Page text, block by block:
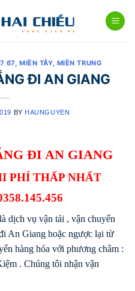
67,MIỀN TÂY, MIỀN TRUNG
ĐI AN GIANG
BY HAUNGUYEN
ĐI AN GIANG
PHÍ THẤP NHẤT
dịch vụ vận tải , vận chuyển
An Giang hoặc ngược lại từ
hàng hóa với phương châm :
. Chúng tôi nhận vận